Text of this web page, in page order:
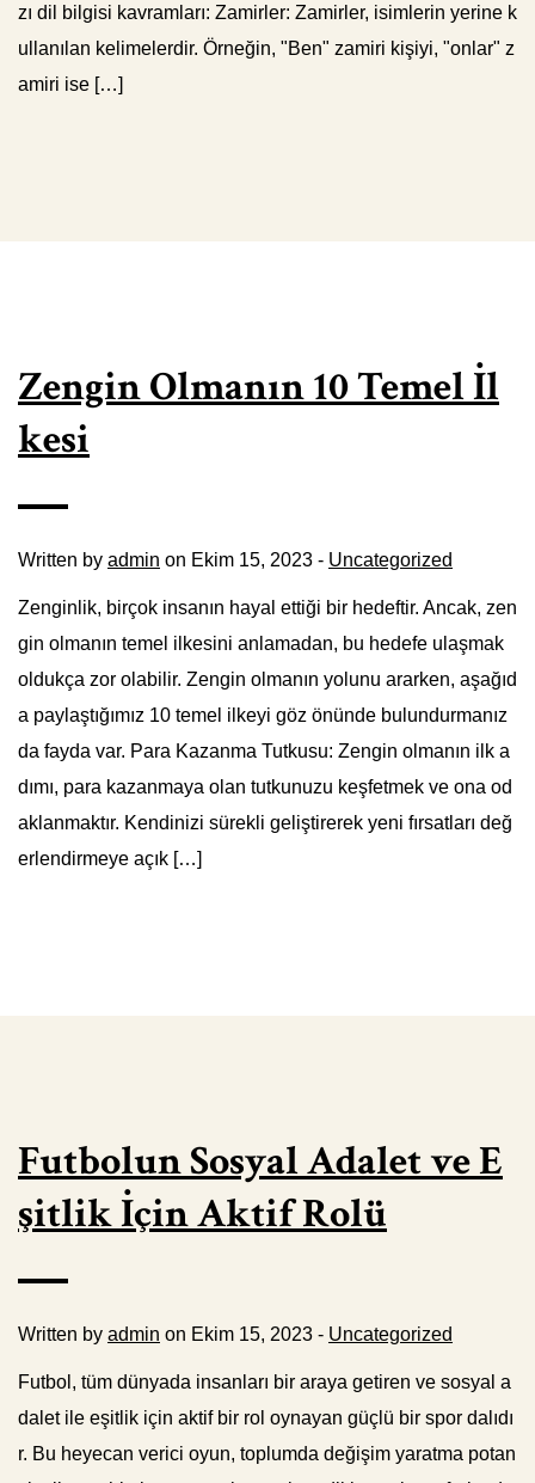
zı dil bilgisi kavramları: Zamirler: Zamirler, isimlerin yerine k
ullanılan kelimelerdir. Örneğin, "Ben" zamiri kişiyi, "onlar" z
amiri ise […]
Zengin Olmanın 10 Temel İl
kesi
Written by admin on Ekim 15, 2023 - Uncategorized
Zenginlik, birçok insanın hayal ettiği bir hedeftir. Ancak, zen
gin olmanın temel ilkesini anlamadan, bu hedefe ulaşmak
oldukça zor olabilir. Zengin olmanın yolunu ararken, aşağıd
a paylaştığımız 10 temel ilkeyi göz önünde bulundurmanız
da fayda var. Para Kazanma Tutkusu: Zengin olmanın ilk a
dımı, para kazanmaya olan tutkunuzu keşfetmek ve ona od
aklanmaktır. Kendinizi sürekli geliştirerek yeni fırsatları değ
erlendirmeye açık […]
Futbolun Sosyal Adalet ve E
şitlik İçin Aktif Rolü
Written by admin on Ekim 15, 2023 - Uncategorized
Futbol, tüm dünyada insanları bir araya getiren ve sosyal a
dalet ile eşitlik için aktif bir rol oynayan güçlü bir spor dalıdı
r. Bu heyecan verici oyun, toplumda değişim yaratma potan